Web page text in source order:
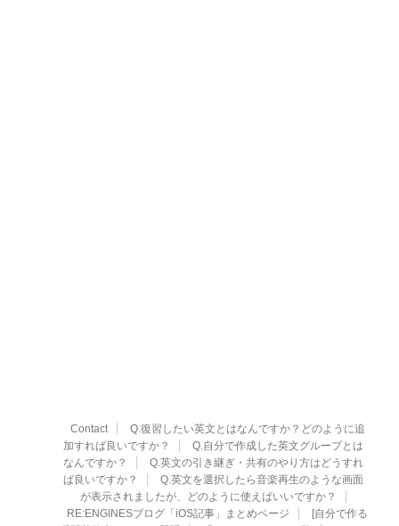
Contact
Q.復習したい英文とはなんですか？どのように追
加すれば良いですか？
Q.自分で作成した英文グループとは
なんですか？
Q.英文の引き継ぎ・共有のやり方はどうすれ
ば良いですか？
Q.英文を選択したら音楽再生のような画面
が表示されましたが、どのように使えばいいですか？
RE:ENGINESブログ「iOS記事」まとめページ
[自分で作る